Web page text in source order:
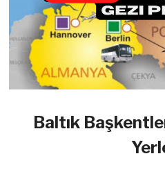
Baltık